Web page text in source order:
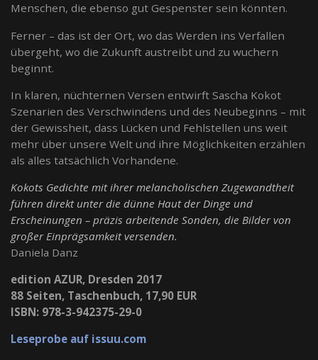
Menschen, die ebenso gut Gespenster sein könnten.
Ferner – das ist der Ort, wo das Werden ins Verfallen
übergeht, wo die Zukunft austreibt und zu wuchern
beginnt.
In klaren, nüchternen Versen entwirft Sascha Kokot
Szenarien des Verschwindens und des Neubeginns – mit
der Gewissheit, dass Lücken und Fehlstellen uns weit
mehr über unsere Welt und ihre Möglichkeiten erzählen
als alles tatsächlich Vorhandene.
Kokots Gedichte mit ihrer melancholischen Zugewandtheit
führen direkt unter die dünne Haut der Dinge und
Erscheinungen – präzis arbeitende Sonden, die Bilder von
großer Einprägsamkeit versenden.
Daniela Danz
edition AZUR, Dresden 2017
88 Seiten, Taschenbuch, 17,90 EUR
ISBN: 978-3-942375-29-0
Leseprobe auf issuu.com